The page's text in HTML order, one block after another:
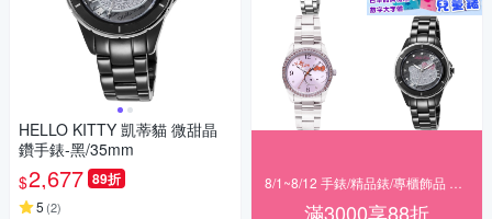
HELLO KITTY 凱蒂貓 微甜晶
鑽手錶-黑/35mm
$2,677 89折
5 (2) 滿3000享88折